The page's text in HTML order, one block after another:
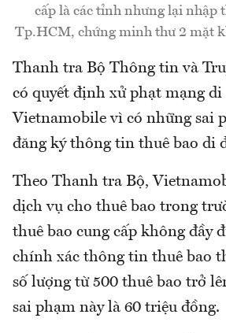
cấp là các tỉnh nhưng lại nhập
Tp.HCM, chứng minh thư 2 mặt
Thanh tra Bộ Thông tin và
có quyết định xử phạt mạng di
Vietnamobile vì có những sai
đăng ký thông tin thuê bao di
Theo Thanh tra Bộ,
dịch vụ cho thuê bao trong
thuê bao cung cấp không đầy
chính xác thông tin thuê bao
số lượng từ 500 thuê bao trở
sai phạm này là 60 triệu đồng.